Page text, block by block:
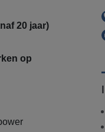
20 jaar)
op